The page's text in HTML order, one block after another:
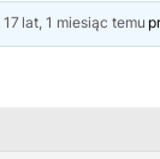
17 lat, 1 miesiąc temu